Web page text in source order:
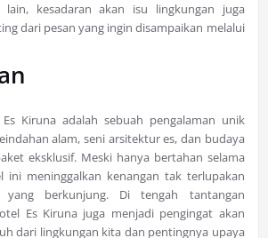
lain, kesadaran akan isu lingkungan juga
dari pesan yang ingin disampaikan melalui
Kiruna adalah sebuah pengalaman unik
alam, seni arsitektur es, dan budaya
eksklusif. Meski hanya bertahan selama
ini meninggalkan kenangan tak terlupakan
berkunjung. Di tengah tantangan
Es Kiruna juga menjadi pengingat akan
dari lingkungan kita dan pentingnya upaya